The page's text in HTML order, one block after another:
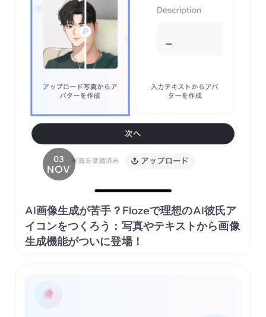
03
NOV
AI画像生成が苦手？Flozeで理想のAI彼氏ア
イコンをつくろう：写真やテキストから画像
生成機能がついに登場！